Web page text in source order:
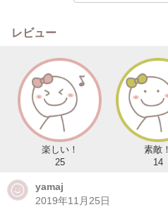
レビュー
楽しい！
25
素敵！
14
yamaj
2019年11月25日